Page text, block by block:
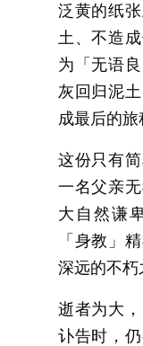
泛黄的纸
土、不造
为「无语
灰回归泥
成最后的旅
这份只有
一名父亲
大自然谦
「身教」
深远的不朽
逝者为大
讣告时，